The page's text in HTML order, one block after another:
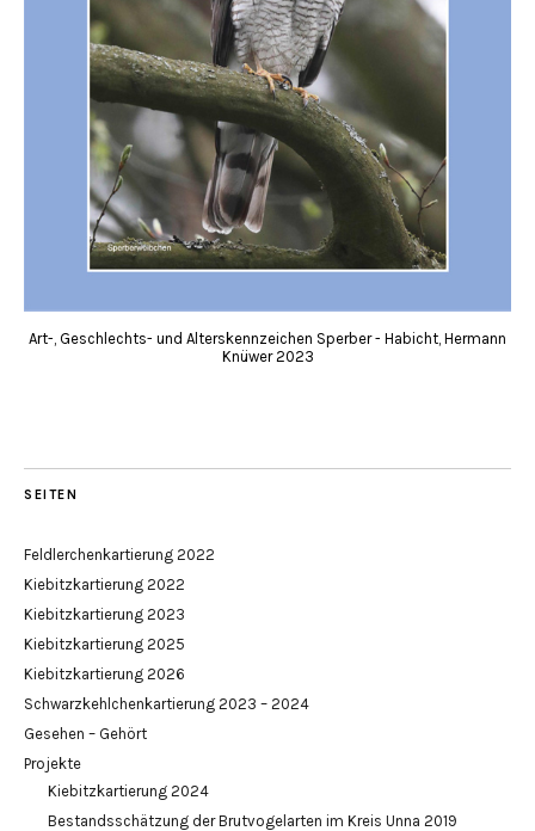
Art-, Geschlechts- und Alterskennzeichen Sperber - Habicht, Hermann
Knüwer 2023
SEITEN
Feldlerchenkartierung 2022
Kiebitzkartierung 2022
Kiebitzkartierung 2023
Kiebitzkartierung 2025
Kiebitzkartierung 2026
Schwarzkehlchenkartierung 2023 – 2024
Gesehen – Gehört
Projekte
Kiebitzkartierung 2024
Bestandsschätzung der Brutvogelarten im Kreis Unna 2019